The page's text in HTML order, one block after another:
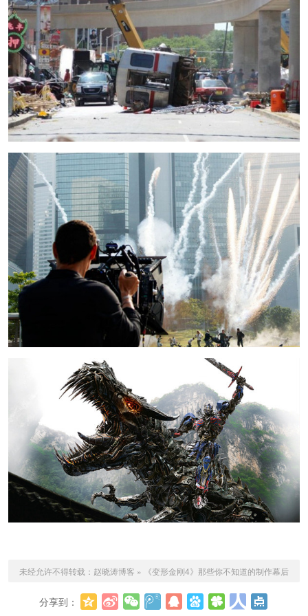
未经允许不得转载： 赵晓涛博客 » 《变形金刚4》那些你不知道的制作幕后
分享到：